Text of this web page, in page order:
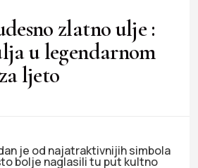
zlatno ulje :
u legendarnom
ljeto
je od najatraktivnijih simbola
bolje naglasili tu put kultno